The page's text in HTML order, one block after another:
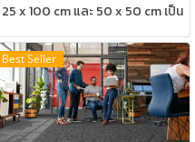
25 x 100 cm และ 50 x 50 cm เป็น
พรมแบบEcoSoft สามารถปูได้ทุก
สถานที่ เช่น บ้าน สำนักงาน คอนโด
ห้องทำงาน ห้องประชุม ดูแลรักษา
ง่าย CarpetInters
Best Seller